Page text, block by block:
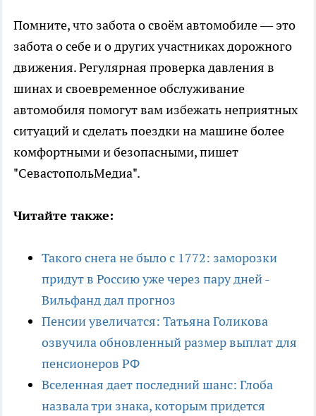
Помните, что забота о своём автомобиле — это
забота о себе и о других участниках дорожного
движения. Регулярная проверка давления в
шинах и своевременное обслуживание
автомобиля помогут вам избежать неприятных
ситуаций и сделать поездки на машине более
комфортными и безопасными, пишет
"СевастопольМедиа".
Читайте также:
Такого снега не было с 1772: заморозки
придут в Россию уже через пару дней -
Вильфанд дал прогноз
Пенсии увеличатся: Татьяна Голикова
озвучила обновленный размер выплат для
пенсионеров РФ
Вселенная дает последний шанс: Глоба
назвала три знака, которым придется